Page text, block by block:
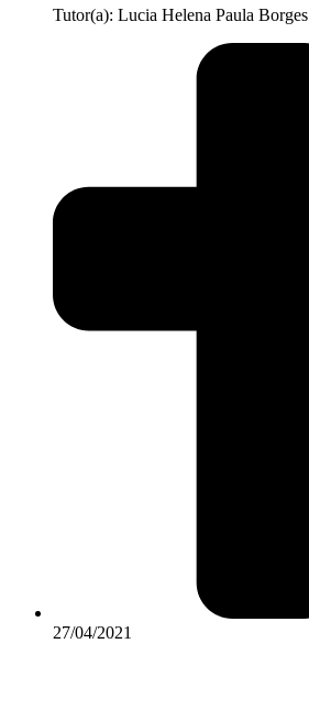
Tutor(a): Lucia Helena Paula Borges
27/04/2021